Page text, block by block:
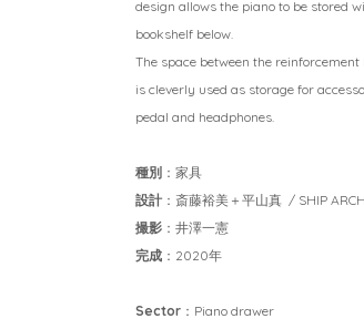
design allows the piano to be stored
bookshelf below.
The space between the
is cleverly used as storage for
pedal and headphones.
種別 ：家具
設計 ：斎藤裕美＋平山真 / SHIP
撮影 ：井澤一憲
完成 ：2020年
Sector ：Piano drawer